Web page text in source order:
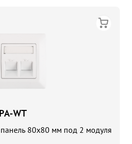
WT
80х80 мм под 2 модуля